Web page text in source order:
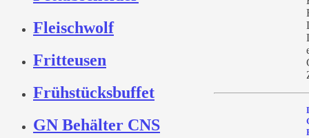
Fleischwolf
Fritteusen
Frühstücksbuffet
GN Behälter CNS